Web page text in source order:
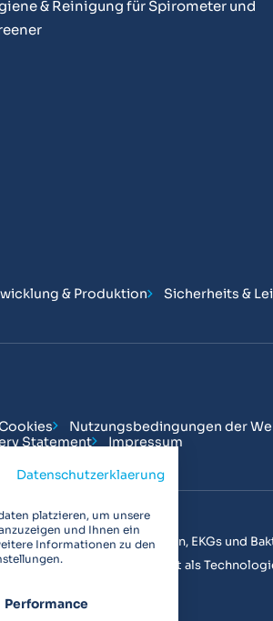
& Reinigung für Spirometer und
& Produktion Sicherheits &
Nutzungsbedingungen der
Statement
Impressum
Hersteller von Spirometern, EKGs und
hinaus sind wir weltweit als
Datenschutzerklaerung
platzieren, um unsere
und Ihnen ein
Informationen zu den
Performance